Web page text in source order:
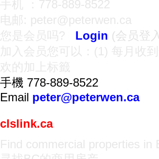
手机 ：778-889-8522
电邮: peter@peterwen.ca
您是会员吗?
Login (会员登
加入会员您可以：(1) 每月收
欢的加上标籤
手機 778-889-8522
Email peter@peterwen.ca
clslink.ca
Find commercial properties in